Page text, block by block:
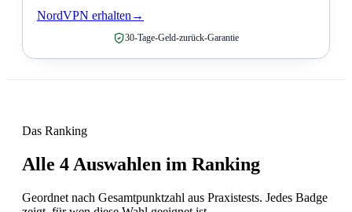
NordVPN erhalten →
30-Tage-Geld-zurück-Garantie
Das Ranking
Alle 4 Auswahlen im Ranking
Geordnet nach Gesamtpunktzahl aus Praxistests. Jedes Badge